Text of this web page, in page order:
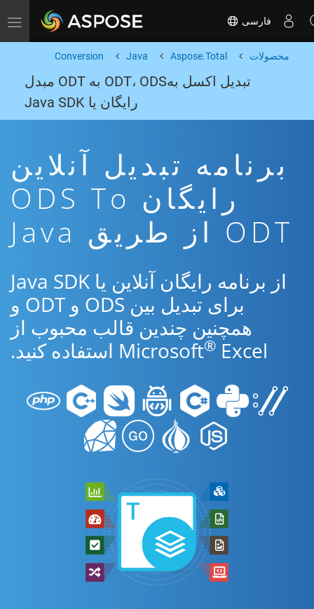
Toggle navigation فارسی
محصولات Aspose.Total
Java
Conversion
تبدیل اکسل بهODT، ODS به ODT مبدل
رایگان یا Java SDK
برنامه تبدیل آنلاین
رایگان ODS To
ODT از طریق Java
از برنامه رایگان آنلاین یا Java SDK
برای تبدیل بین ODS و ODT و
همچنین چندین قالب محبوب از
Microsoft® Excel استفاده کنید.